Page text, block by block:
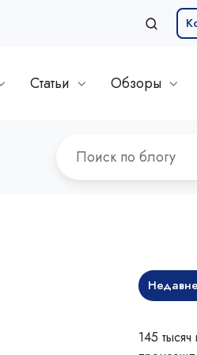
Статьи Обзоры
145